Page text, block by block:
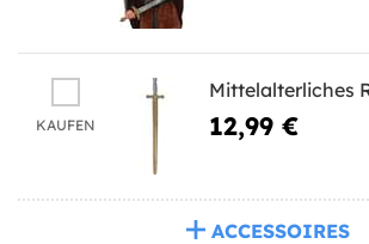
KAUFEN
Mittelalterliches
12,99 €
ACCESSOIRES